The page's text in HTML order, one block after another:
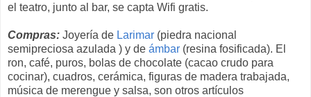
el teatro, junto al bar, se capta Wifi gratis.
Compras: Joyería de Larimar (piedra nacional
semipreciosa azulada ) y de ámbar (resina fosificada). El
ron, café, puros, bolas de chocolate (cacao crudo para
cocinar), cuadros, cerámica, figuras de madera trabajada,
música de merengue y salsa, son otros artículos